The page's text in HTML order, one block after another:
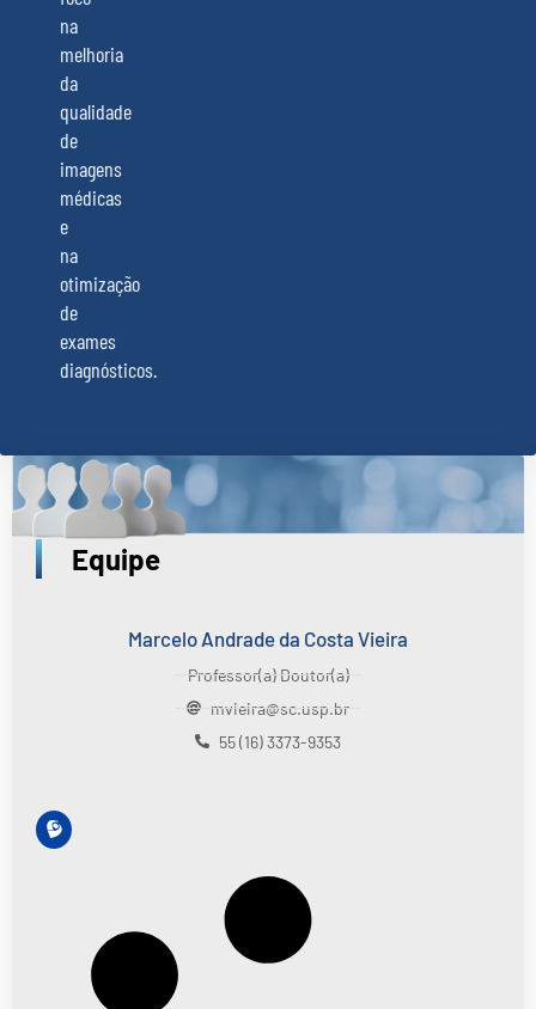
na
melhoria
da
qualidade
de
imagens
médicas
e
na
otimização
de
exames
diagnósticos.
Equipe
Marcelo Andrade da Costa Vieira
Professor(a) Doutor(a)
mvieira@sc.usp.br
55 (16) 3373-9353